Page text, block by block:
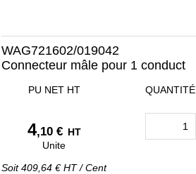
WAG721602/019042
Connecteur mâle pour 1 conduct
PU NET HT
4,10 € HT
Unite
Soit409,64 € HT/Cent
QUANTITÉ